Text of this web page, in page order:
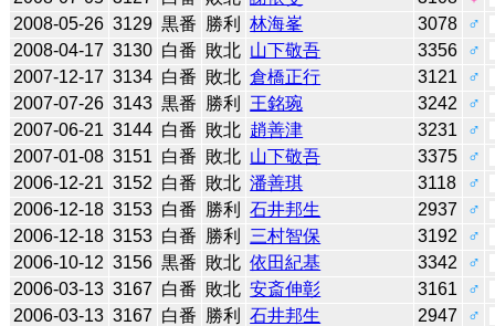
2008-05-26 3129 黒番 勝利 林海峯 3078
♂
2008-04-17 3130 白番 敗北 山下敬吾 3356
♂
2007-12-17 3134 白番 敗北 倉橋正行 3121
♂
2007-07-26 3143 黒番 勝利 王銘琬 3242
♂
2007-06-21 3144 白番 敗北 趙善津 3231
♂
2007-01-08 3151 白番 敗北 山下敬吾 3375
♂
2006-12-21 3152 白番 敗北 潘善琪 3118
♂
2006-12-18 3153 白番 勝利 石井邦生 2937
♂
2006-12-18 3153 白番 勝利 三村智保 3192
♂
2006-10-12 3156 黒番 敗北 依田紀基 3342
♂
2006-03-13 3167 白番 敗北 安斎伸彰 3161
♂
2006-03-13 3167 白番 勝利 石井邦生 2947
♂